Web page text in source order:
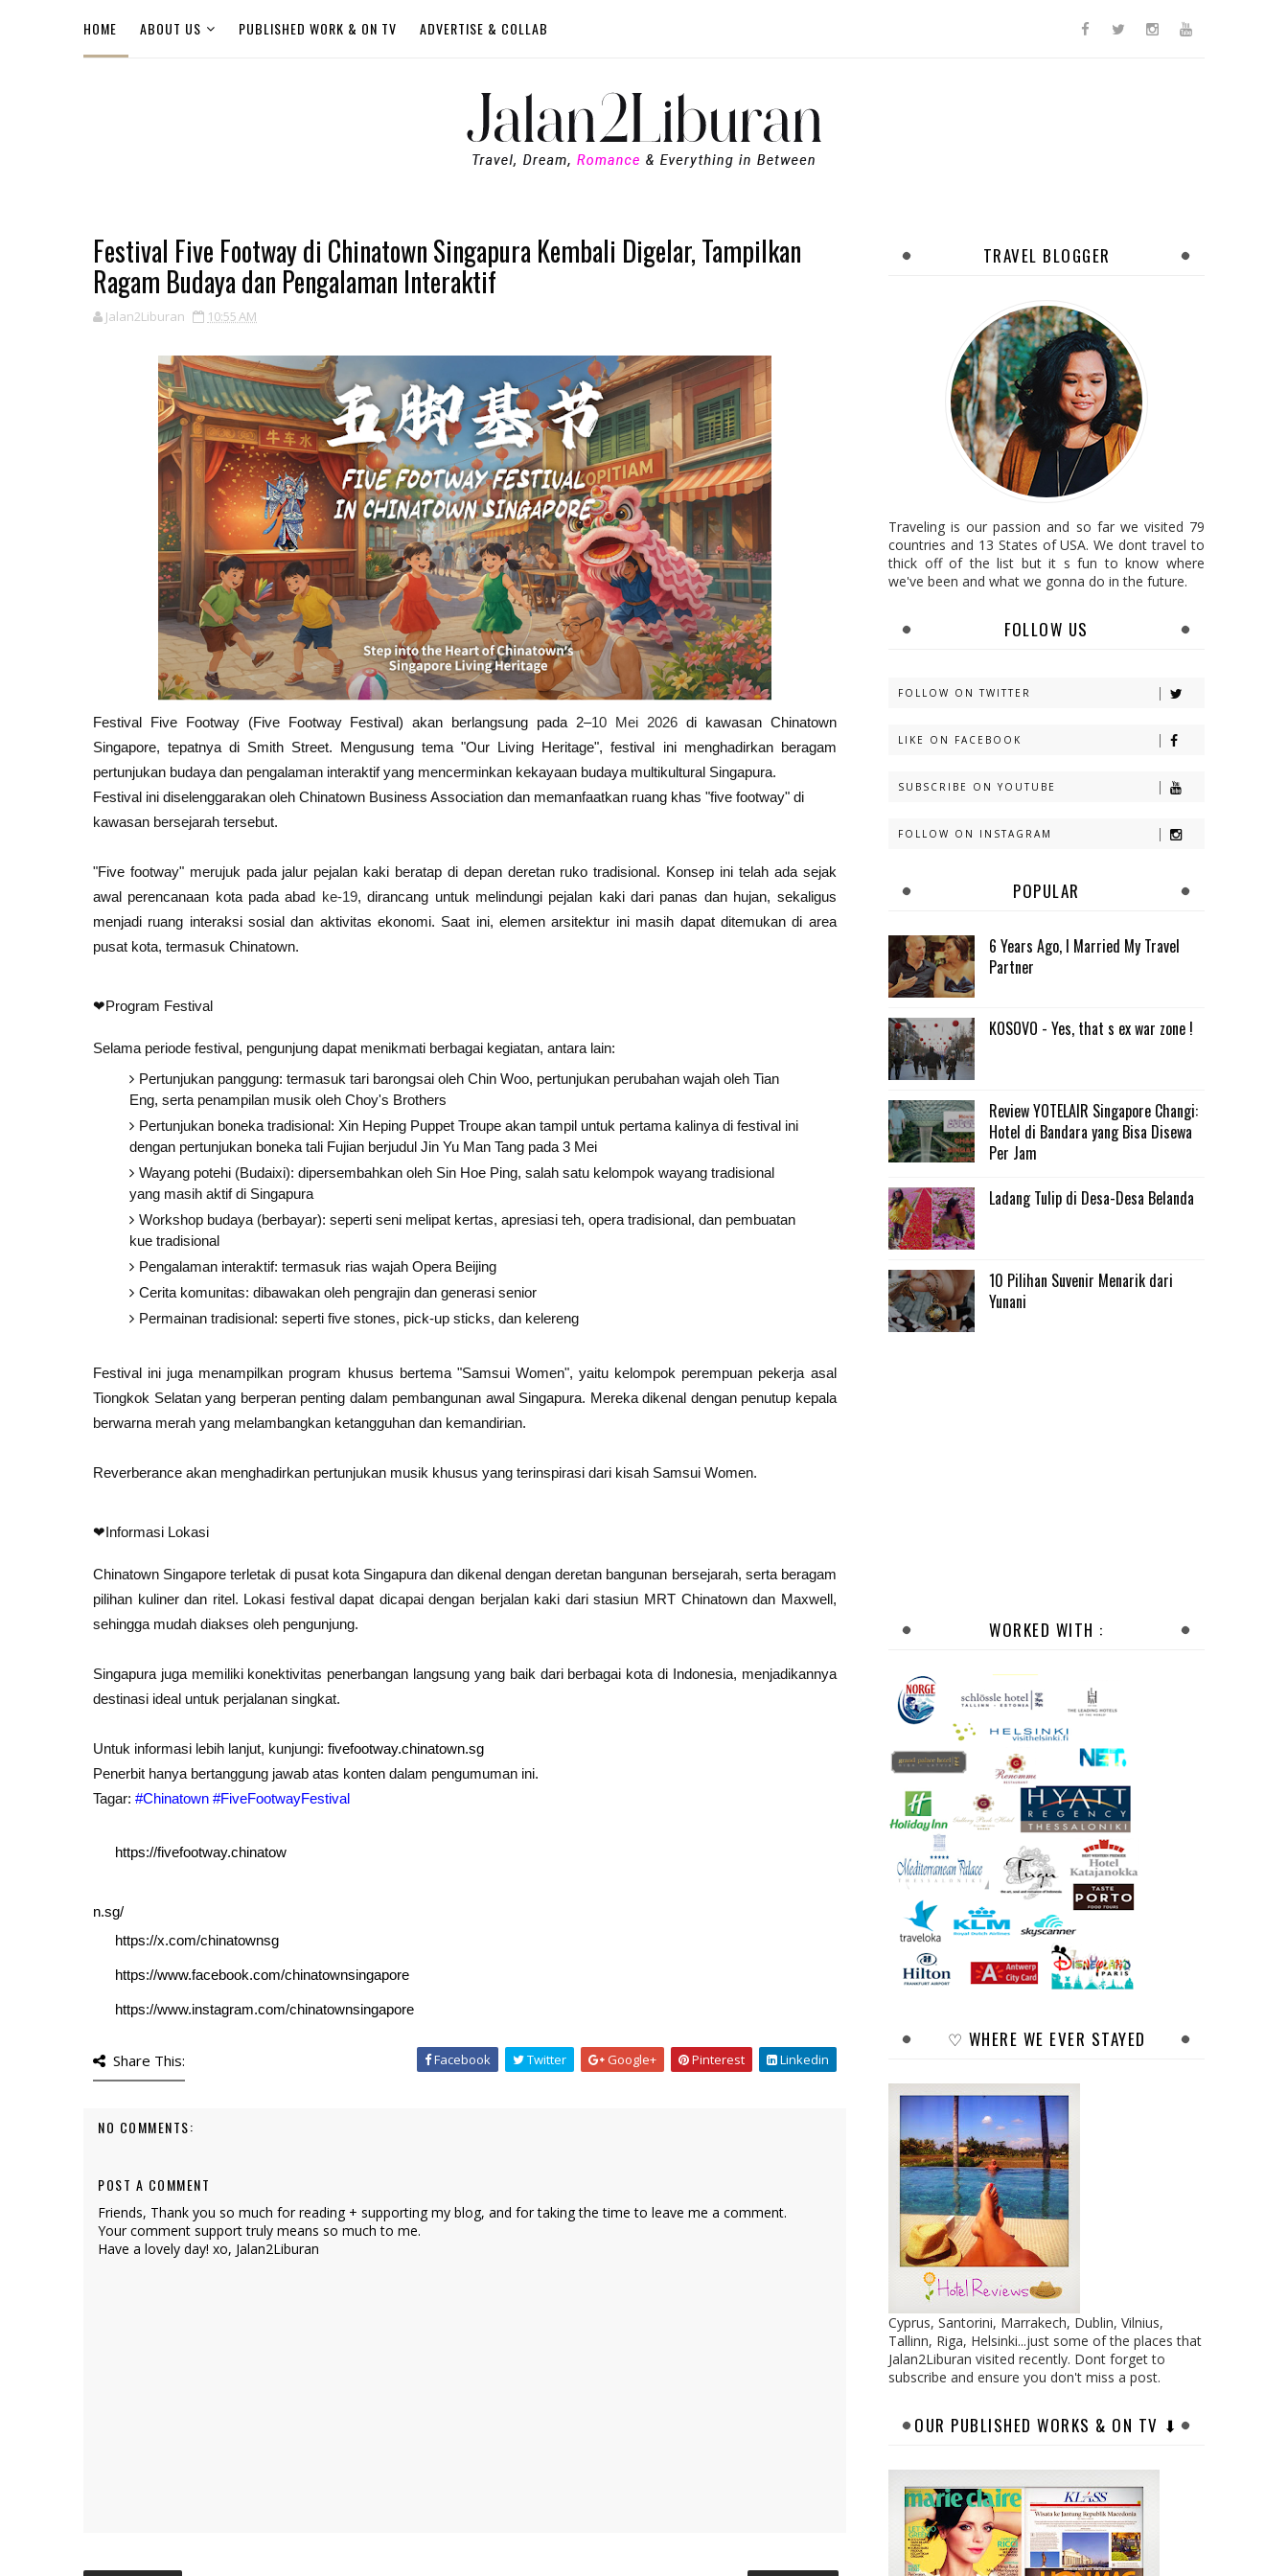
HOME ABOUT US PUBLISHED WORK & ON TV ADVERTISE & COLLAB
Festival Five Footway di Chinatown Singapura Kembali Digelar, Tampilkan
Ragam Budaya dan Pengalaman Interaktif
Jalan2Liburan 10:55 AM
Festival Five Footway (Five Footway Festival) akan berlangsung pada 2–10 Mei 2026di kawasan Chinatown
Singapore, tepatnya di Smith Street. Mengusung tema "Our Living Heritage", festival ini menghadirkan beragam
pertunjukan budaya dan pengalaman interaktif yang mencerminkan kekayaan budaya multikultural Singapura.
Festival ini diselenggarakan oleh Chinatown Business Association dan memanfaatkan ruang khas "five footway" di
kawasan bersejarah tersebut.
"Five footway" merujuk pada jalur pejalan kaki beratap di depan deretan ruko tradisional. Konsep ini telah ada sejak
awal perencanaan kota pada abad ke-19, dirancang untuk melindungi pejalan kaki dari panas dan hujan, sekaligus
menjadi ruang interaksi sosial dan aktivitas ekonomi. Saat ini, elemen arsitektur ini masih dapat ditemukan di area
pusat kota, termasuk Chinatown.
❤Program Festival
Selama periode festival, pengunjung dapat menikmati berbagai kegiatan, antara lain:
Pertunjukan panggung: termasuk tari barongsai oleh Chin Woo, pertunjukan perubahan wajah oleh Tian
Eng, serta penampilan musik oleh Choy's Brothers
Pertunjukan boneka tradisional: Xin Heping Puppet Troupe akan tampil untuk pertama kalinya di festival ini
dengan pertunjukan boneka tali Fujian berjudul Jin Yu Man Tang pada 3 Mei
Wayang potehi (Budaixi): dipersembahkan oleh Sin Hoe Ping, salah satu kelompok wayang tradisional
yang masih aktif di Singapura
Workshop budaya (berbayar): seperti seni melipat kertas, apresiasi teh, opera tradisional, dan pembuatan
kue tradisional
Pengalaman interaktif: termasuk rias wajah Opera Beijing
Cerita komunitas: dibawakan oleh pengrajin dan generasi senior
Permainan tradisional: seperti five stones, pick-up sticks, dan kelereng
Festival ini juga menampilkan program khusus bertema "Samsui Women", yaitu kelompok perempuan pekerja asal
Tiongkok Selatan yang berperan penting dalam pembangunan awal Singapura. Mereka dikenal dengan penutup kepala
berwarna merah yang melambangkan ketangguhan dan kemandirian.
Reverberance akan menghadirkan pertunjukan musik khusus yang terinspirasi dari kisah Samsui Women.
❤Informasi Lokasi
Chinatown Singapore terletak di pusat kota Singapura dan dikenal dengan deretan bangunan bersejarah, serta beragam
pilihan kuliner dan ritel. Lokasi festival dapat dicapai dengan berjalan kaki dari stasiun MRT Chinatown dan Maxwell,
sehingga mudah diakses oleh pengunjung.
Singapura juga memiliki konektivitas penerbangan langsung yang baik dari berbagai kota di Indonesia, menjadikannya
destinasi ideal untuk perjalanan singkat.
Untuk informasi lebih lanjut, kunjungi: fivefootway.chinatown.sg
Penerbit hanya bertanggung jawab atas konten dalam pengumuman ini.
Tagar: #Chinatown #FiveFootwayFestival
https://fivefootway.chinatow
n.sg/
https://x.com/chinatownsg
https://www.facebook.com/chinatownsingapore
https://www.instagram.com/chinatownsingapore
Share This: Facebook Twitter Google+ Pinterest Linkedin
NO COMMENTS:
POST A COMMENT
Friends, Thank you so much for reading + supporting my blog, and for taking the time to leave me a comment.
Your comment support truly means so much to me.
Have a lovely day! xo, Jalan2Liburan
TRAVEL BLOGGER
Traveling is our passion and so far we visited 79
countries and 13 States of USA. We dont travel to
thick off of the list but it s fun to know where
we've been and what we gonna do in the future.
FOLLOW US
FOLLOW ON TWITTER
LIKE ON FACEBOOK
SUBSCRIBE ON YOUTUBE
FOLLOW ON INSTAGRAM
POPULAR
6 Years Ago, I Married My Travel
Partner
KOSOVO - Yes, that s ex war zone !
Review YOTELAIR Singapore Changi:
Hotel di Bandara yang Bisa Disewa
Per Jam
Ladang Tulip di Desa-Desa Belanda
10 Pilihan Suvenir Menarik dari
Yunani
WORKED WITH :
♡ WHERE WE EVER STAYED
Cyprus, Santorini, Marrakech, Dublin, Vilnius,
Tallinn, Riga, Helsinki...just some of the places that
Jalan2Liburan visited recently. Dont forget to
subscribe and ensure you don't miss a post.
OUR PUBLISHED WORKS & ON TV ⬇︎